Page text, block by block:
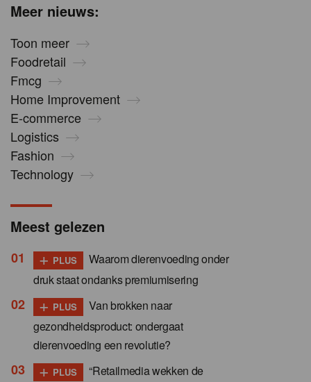
Meer nieuws:
Toon meer
Foodretail
Fmcg
Home Improvement
E-commerce
Logistics
Fashion
Technology
Meest gelezen
+ PLUS
Waarom dierenvoeding onder
druk staat ondanks premiumisering
+ PLUS
Van brokken naar
gezondheidsproduct: ondergaat
dierenvoeding een revolutie?
+ PLUS
“Retailmedia wekken de